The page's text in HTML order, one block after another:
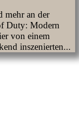
mehr an der
Duty: Modern
von einem
inszenierten...